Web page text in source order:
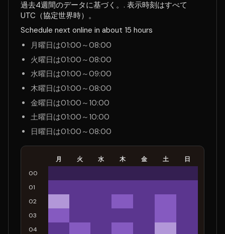
過去4週間のデータに基づく。. 表示時刻はすべて
UTC（協定世界時）。
Schedule next online in about 15 hours
月曜日は01:00～08:00
火曜日は01:00～08:00
水曜日は01:00～09:00
木曜日は01:00～08:00
金曜日は01:00～10:00
土曜日は01:00～10:00
日曜日は01:00～08:00
月 火 水 木 金 土
日
00
01
02
03
04